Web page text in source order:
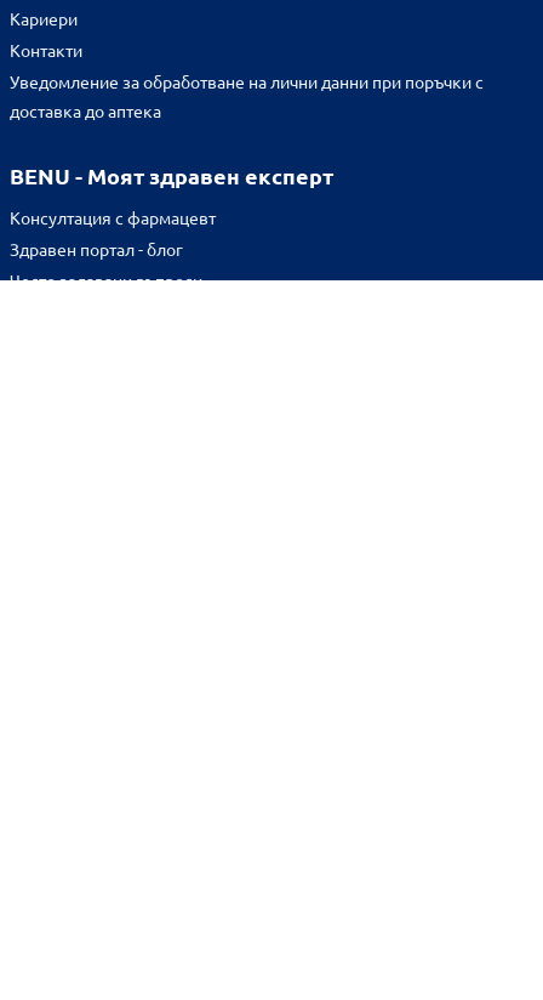
Кариери
Контакти
Уведомление за обработване на лични данни при поръчки с
доставка до аптека
BENU - Моят здравен експерт
Консултация с фармацевт
Здравен портал - блог
Често задавани въпроси